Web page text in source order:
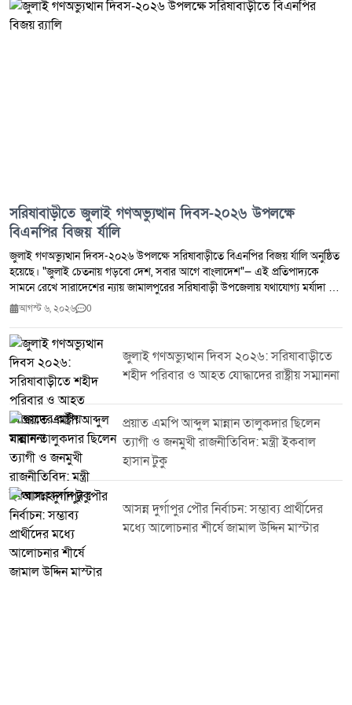
সরিষাবাড়ীতে জুলাই গণঅভ্যুত্থান দিবস-২০২৬ উপলক্ষে
বিএনপির বিজয় র্যালি
জুলাই গণঅভ্যুত্থান দিবস-২০২৬ উপলক্ষে সরিষাবাড়ীতে বিএনপির বিজয় র্যালি অনুষ্ঠিত
হয়েছে। "জুলাই চেতনায় গড়বো দেশ, সবার আগে বাংলাদেশ"— এই প্রতিপাদ্যকে
সামনে রেখে সারাদেশের ন্যায় জামালপুরের সরিষাবাড়ী উপজেলায় যথাযোগ্য মর্যাদা ও
উৎসাহ-উদ্দীপনার মধ্য দিয়ে দিবসটি পালন করা হয়।দিবসটি উপলক্ষে আয়োজিত
জামালপুর জেলা বিএনপির সভাপতি এবং জাতীয় সংসদের ১৪১ জামালপুর-৪
(সরিষাবাড়ী) আসনের সংসদ সদস্য জননেতা মো. ফরিদুল কবির তালুকদার শামীম।
র্যালিতে বিএনপি ও এর অঙ্গ-সহযোগী সংগঠনের বিপুল সংখ্যক নেতাকর্মী অংশগ্রহণ
করেন। জাতীয় পতাকা, দলীয় পতাকা ও বিভিন্ন ব্যানার-ফেস্টুন বহন করে
অংশগ্রহণকারীরা উপজেলার গুরুত্বপূর্ণ সড়ক প্রদক্ষিণ করেন। এ সময় দিবসটির
তাৎপর্য, গণতান্ত্রিক মূল্যবোধ, জনগণের অধিকার প্রতিষ্ঠা এবং দেশ গঠনে ঐক্যবদ্ধভাবে
কাজ করার প্রত্যয় ব্যক্ত করা হয়।অংশগ্রহণকারীদের প্রাণবন্ত উপস্থিতি ও সুশৃঙ্খল
আয়োজন কর্মসূচিকে আরও প্রাণবন্ত করে তোলে। বিজয় র্যালি ঘিরে উৎসবমুখর
পরিবেশ সৃষ্টি হয় এবং বিভিন্ন শ্রেণি-পেশার মানুষের স্বতঃস্ফূর্ত অংশগ্রহণ অনুষ্ঠানকে
তাৎপর্যময় করে তোলে।প্রতিবেদক: রফিকুল ইসলাম, সভাপতি, বাংলাদেশ রিপোর্টার্স
ক্লাব ট্রাস্ট, সরিষাবাড়ী উপজেলা শাখা, জামালপুর।
আগস্ট ৬, ২০২৬ 0
জুলাই গণঅভ্যুত্থান দিবস ২০২৬: সরিষাবাড়ীতে
শহীদ পরিবার ও আহত যোদ্ধাদের রাষ্ট্রীয় সম্মাননা
প্রয়াত এমপি আব্দুল মান্নান তালুকদার ছিলেন
ত্যাগী ও জনমুখী রাজনীতিবিদ: মন্ত্রী ইকবাল
হাসান টুকু
আসন্ন দুর্গাপুর পৌর নির্বাচন: সম্ভাব্য প্রার্থীদের
মধ্যে আলোচনার শীর্ষে জামাল উদ্দিন মাস্টার